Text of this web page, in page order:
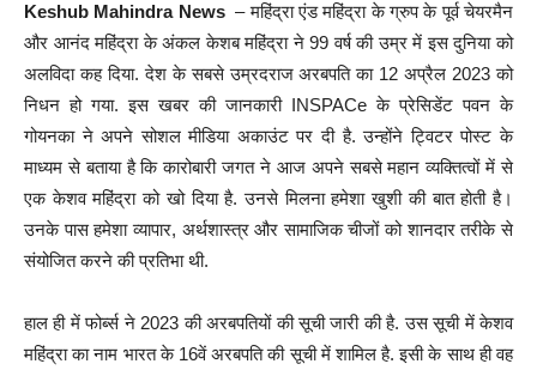
Keshub Mahindra News– महिंद्रा एंड महिंद्रा के ग्रुप के पूर्व चेयरमैन
और आनंद महिंद्रा के अंकल केशब महिंद्रा ने 99 वर्ष की उम्र में इस दुनिया को
अलविदा कह दिया. देश के सबसे उम्रदराज अरबपति का 12 अप्रैल 2023 को
निधन हो गया. इस खबर की जानकारी INSPACe के प्रेसिडेंट पवन के
गोयनका ने अपने सोशल मीडिया अकाउंट पर दी है. उन्होंने ट्विटर पोस्ट के
माध्यम से बताया है कि कारोबारी जगत ने आज अपने सबसे महान व्यक्तित्वों में से
एक केशव महिंद्रा को खो दिया है. उनसे मिलना हमेशा खुशी की बात होती है।
उनके पास हमेशा व्यापार, अर्थशास्त्र और सामाजिक चीजों को शानदार तरीके से
संयोजित करने की प्रतिभा थी.
हाल ही में फोर्ब्स ने 2023 की अरबपतियों की सूची जारी की है. उस सूची में केशव
महिंद्रा का नाम भारत के 16वें अरबपति की सूची में शामिल है. इसी के साथ ही वह